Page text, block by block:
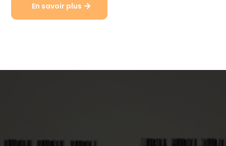
En savoir plus